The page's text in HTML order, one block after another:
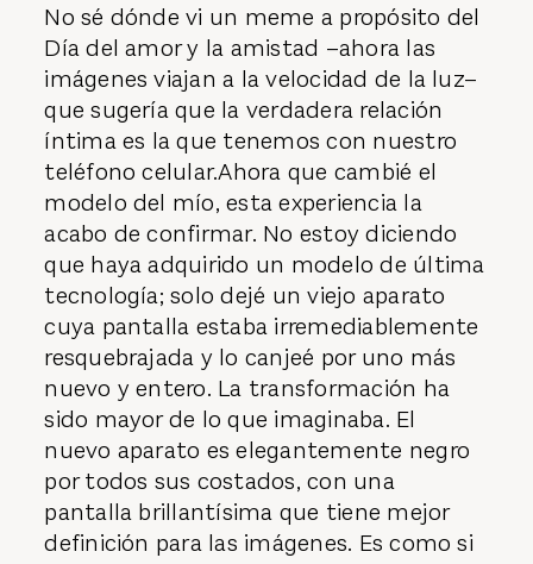
No sé dónde vi un meme a propósito del
Día del amor y la amistad –ahora las
imágenes viajan a la velocidad de la luz–
que sugería que la verdadera relación
íntima es la que tenemos con nuestro
teléfono celular.Ahora que cambié el
modelo del mío, esta experiencia la
acabo de confirmar. No estoy diciendo
que haya adquirido un modelo de última
tecnología; solo dejé un viejo aparato
cuya pantalla estaba irremediablemente
resquebrajada y lo canjeé por uno más
nuevo y entero. La transformación ha
sido mayor de lo que imaginaba. El
nuevo aparato es elegantemente negro
por todos sus costados, con una
pantalla brillantísima que tiene mejor
definición para las imágenes. Es como si